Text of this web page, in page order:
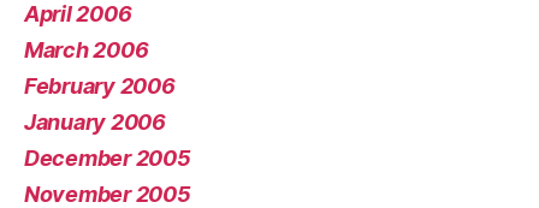
April 2006
March 2006
February 2006
January 2006
December 2005
November 2005